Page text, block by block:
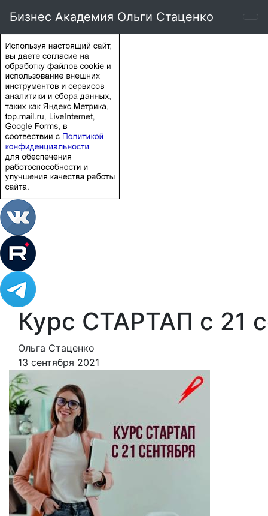
Бизнес Академия Ольги Стаценко
Курс СТАРТАП с 21
Ольга Стаценко
13 сентября 2021